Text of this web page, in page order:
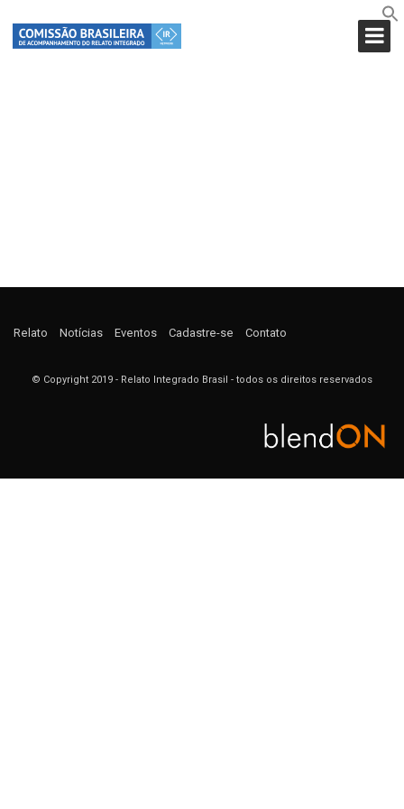
Relato Notícias Eventos Cadastre-se Contato
© Copyright 2019 - Relato Integrado Brasil - todos os direitos reservados